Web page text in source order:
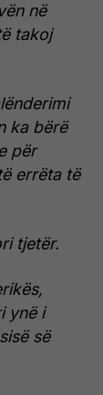
në
takoj
ka bërë
për
errëta të
tjetër.
ynë i
së